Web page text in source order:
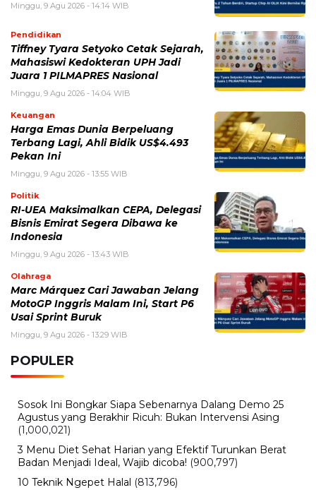
Minggu, 9 Agu 2026 - 14:14 WIB
Pendidikan
Tiffney Tyara Setyoko Cetak Sejarah,
Mahasiswi Kedokteran UPH Jadi
Juara 1 PILMAPRES Nasional
Minggu, 9 Agu 2026 - 14:04 WIB
Keuangan
Harga Emas Dunia Berpeluang
Terbang Lagi, Ahli Bidik US$4.493
Pekan Ini
Minggu, 9 Agu 2026 - 13:55 WIB
Politik
RI-UEA Maksimalkan CEPA, Delegasi
Bisnis Emirat Segera Dibawa ke
Indonesia
Minggu, 9 Agu 2026 - 13:43 WIB
Olahraga
Marc Márquez Cari Jawaban Jelang
MotoGP Inggris Malam Ini, Start P6
Usai Sprint Buruk
Minggu, 9 Agu 2026 - 13:29 WIB
POPULER
Sosok Ini Bongkar Siapa Sebenarnya Dalang Demo 25
Agustus yang Berakhir Ricuh: Bukan Intervensi Asing
(1,000,021)
3 Menu Diet Sehat Harian yang Efektif Turunkan Berat
Badan Menjadi Ideal, Wajib dicoba! (900,797)
10 Teknik Ngepet Halal (813,796)